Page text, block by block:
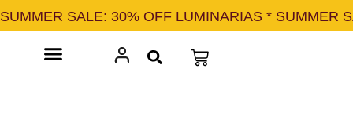
SUMMER SALE: 30% OFF LUMINARIAS * SUMMER